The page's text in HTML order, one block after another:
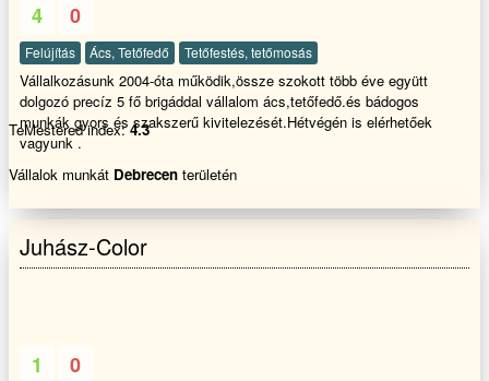
4 0
Felújítás Ács, Tetőfedő Tetőfestés, tetőmosás
Vállalkozásunk 2004-óta működik,össze szokott több éve együtt
dolgozó precíz 5 fő brigáddal vállalom ács,tetőfedő.és bádogos
munkák gyors és szakszerű kivitelezését.Hétvégén is elérhetőek
vagyunk .
TeMestered index:4.3
Vállalok munkát Debrecen területén
Juhász-Color
1 0